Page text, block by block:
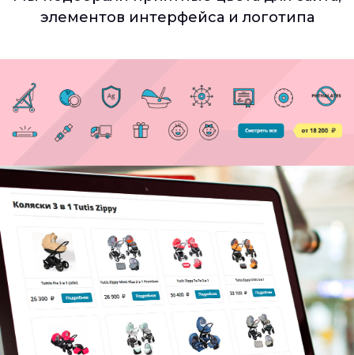
элементов интерфейса и логотипа